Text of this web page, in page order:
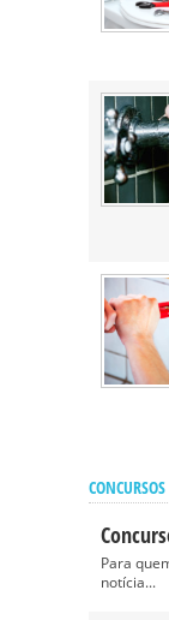
CONCURSOS
Para
notícia...